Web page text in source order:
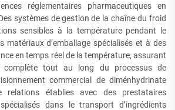
réglementaires pharmaceutiques en
systèmes de gestion de la chaîne du froid
sensibles à la température pendant le
matériaux d’emballage spécialisés et à des
en temps réel de la température, assurant
complète tout au long du processus de
commercial de diménhydrinate
relations établies avec des prestataires
dans le transport d’ingrédients